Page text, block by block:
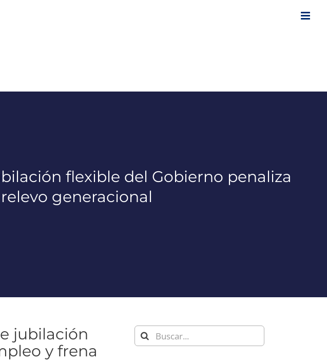
flexible del Gobierno penaliza
generacional
jubilación
y frena
Buscar: